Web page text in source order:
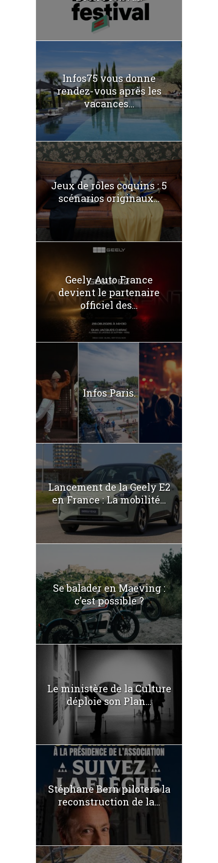
Infos75 vous donne
rendez-vous après les
vacances...
Jeux de rôles coquins : 5
scénarios originaux...
Geely Auto France
devient le partenaire
officiel des...
Infos Paris.
Lancement de la Geely E2
en France : La mobilité...
Se balader en Maeving :
c’est possible ?
Le ministère de la Culture
déploie son Plan...
Stéphane Bern pilotera la
reconstruction de la...